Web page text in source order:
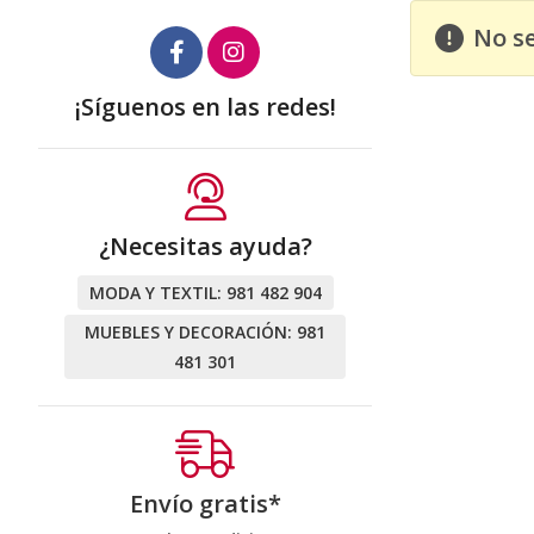
No
¡Síguenos en las redes!
¿Necesitas ayuda?
MODA Y TEXTIL: 981 482 904
MUEBLES Y DECORACIÓN: 981
481 301
Envío gratis*